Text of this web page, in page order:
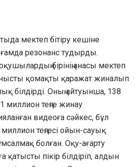
мектеп бітіру кешіне
резонанс тудырды.
бірінің анасы мектеп
қомақты қаражат жиналып
білдірді. Оның айтуынша, 138
теңге жинау
видеоға сәйкес, бұл
теңгесі ойын-сауық
болған. Оқу-ағарту
қатысты пікір білдіріп, алдын